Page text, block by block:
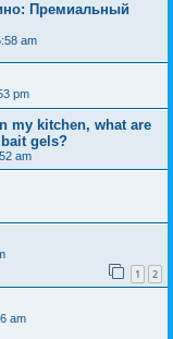
Премиальный
am
pm
my kitchen, what are
gels?
am
1 2
am